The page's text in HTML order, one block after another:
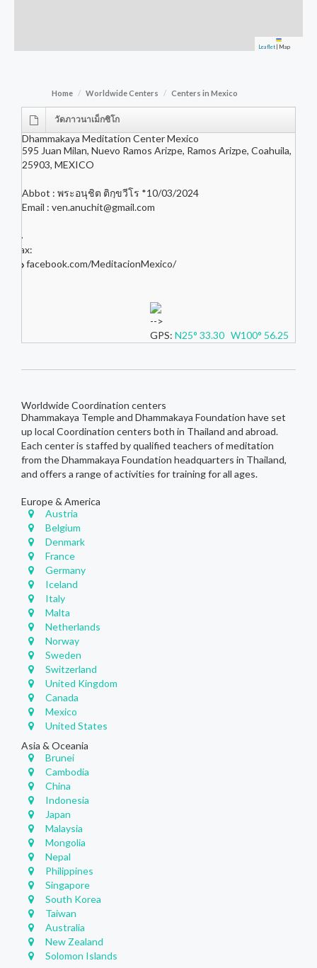
Leaflet Map
Home Worldwide Centers Centers in Mexico
วัดภาวนาเม็กซิโก
Dhammakaya Meditation Center Mexico
595 Juan Milan, Nuevo Ramos Arizpe, Ramos Arizpe, Coahuila,
25903, MEXICO
Abbot : พระอนุชิต ติกฺขวีโร *10/03/2024
Email : ven.anuchit@gmail.com
Fax:
facebook.com/MeditacionMexico/
-->
GPS: N25° 33.30 W100° 56.25
Worldwide Coordination centers
Dhammakaya Temple and Dhammakaya Foundation have set
up local Coordination centers both in Thailand and abroad.
Each center is staffed by qualified teachers of meditation
from the Dhammakaya Foundation headquarters in Thailand,
and offers a range of activities for training for all ages.
Europe & America
Austria
Belgium
Denmark
France
Germany
Iceland
Italy
Malta
Netherlands
Norway
Sweden
Switzerland
United Kingdom
Canada
Mexico
United States
Asia & Oceania
Brunei
Cambodia
China
Indonesia
Japan
Malaysia
Mongolia
Nepal
Philippines
Singapore
South Korea
Taiwan
Australia
New Zealand
Solomon Islands